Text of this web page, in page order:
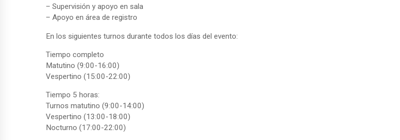
– Supervisión y apoyo en sala
– Apoyo en área de registro
En los siguientes turnos durante todos los días del evento:
Tiempo completo
Matutino (9:00-16:00)
Vespertino (15:00-22:00)
Tiempo 5 horas:
Turnos matutino (9:00-14:00)
Vespertino (13:00-18:00)
Nocturno (17:00-22:00)